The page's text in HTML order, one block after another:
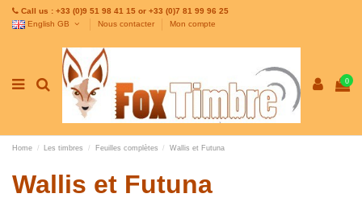
Call us : +33 (0)9 51 98 41 15 or +33 (0)7 81 99 96 25
English GB
Nous contacter Mon compte
0
Home Les timbres Feuilles complètes Wallis et Futuna
Wallis et Futuna